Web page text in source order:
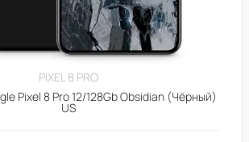
PIXEL 8 PRO
Pixel 8 Pro 12/128Gb Obsidian (Чёрный)
US